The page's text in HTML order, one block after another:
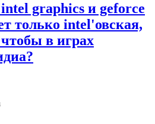
graphics и geforce
только intel'овская,
в играх